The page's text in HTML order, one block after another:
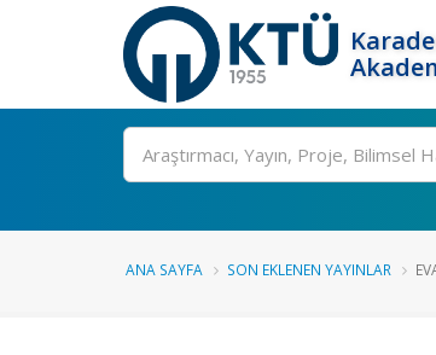
Ara
ANA SAYFA SON EKLENEN YAYINLAR